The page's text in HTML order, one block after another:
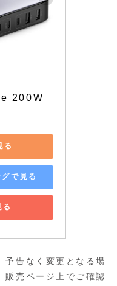
200W
る
で見る
告なく変更となる場
販売ページ上でご確認